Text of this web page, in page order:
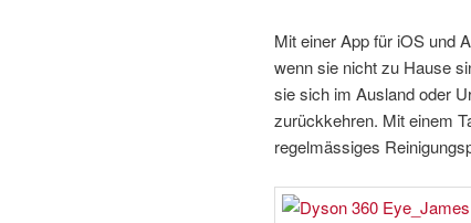
Mit einer App für iOS und
wenn sie nicht zu Hause
sie sich im Ausland oder
zurückkehren. Mit einem
regelmässiges